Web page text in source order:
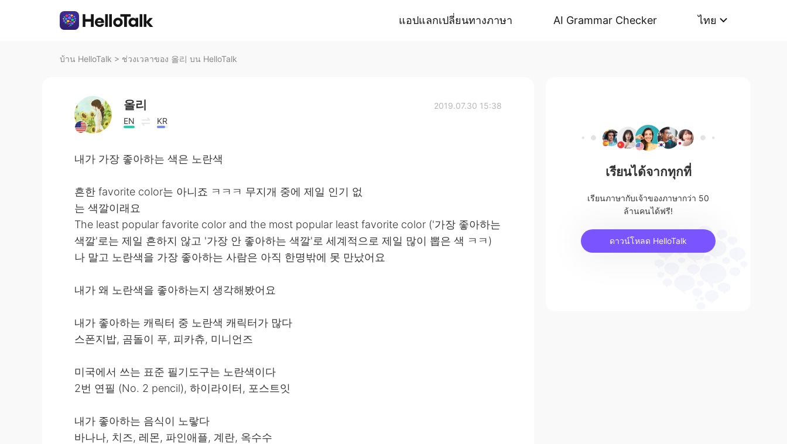
แอปแลกเปลี่ยนทางภาษา AI Grammar Checker ไทย
บ้าน HelloTalk > ช่วงเวลาของ 올리 บน HelloTalk
올리
EN KR
2019.07.30 15:38
내가 가장 좋아하는 색은 노란색
흔한 favorite color는 아니죠 ㅋㅋㅋ 무지개 중에 제일 인기 없
는 색깔이래요
The least popular favorite color and the most popular least favorite color ('가장 좋아하는
색깔'로는 제일 흔하지 않고 '가장 안 좋아하는 색깔'로 세계적으로 제일 많이 뽑은 색 ㅋㅋ)
나 말고 노란색을 가장 좋아하는 사람은 아직 한명밖에 못 만났어요
내가 왜 노란색을 좋아하는지 생각해봤어요
내가 좋아하는 캐릭터 중 노란색 캐릭터가 많다
스폰지밥, 곰돌이 푸, 피카츄, 미니언즈
미국에서 쓰는 표준 필기도구는 노란색이다
2번 연필 (No. 2 pencil), 하이라이터, 포스트잇
내가 좋아하는 음식이 노랗다
바나나, 치즈, 레몬, 파인애플, 계란, 옥수수
เรียนได้จากทุกที่
เรียนภาษากับเจ้าของภาษากว่า 50
ล้านคนได้ฟรี!
ดาวน์โหลด HelloTalk